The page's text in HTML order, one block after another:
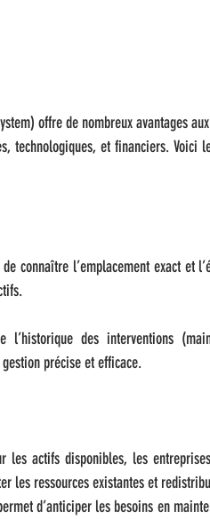
offre de nombreux avantages
et financiers. Voici
connaître l’emplacement exact et
des interventions
précise et efficace.
les actifs disponibles, les
les ressources existantes et
d’anticiper les besoins en